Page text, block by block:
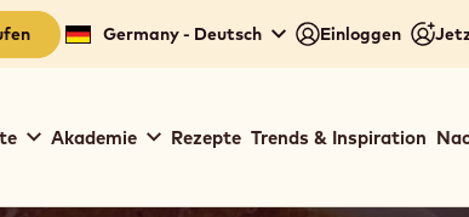
Germany - Deutsch Einloggen
Akademie Rezepte Trends & Inspiration